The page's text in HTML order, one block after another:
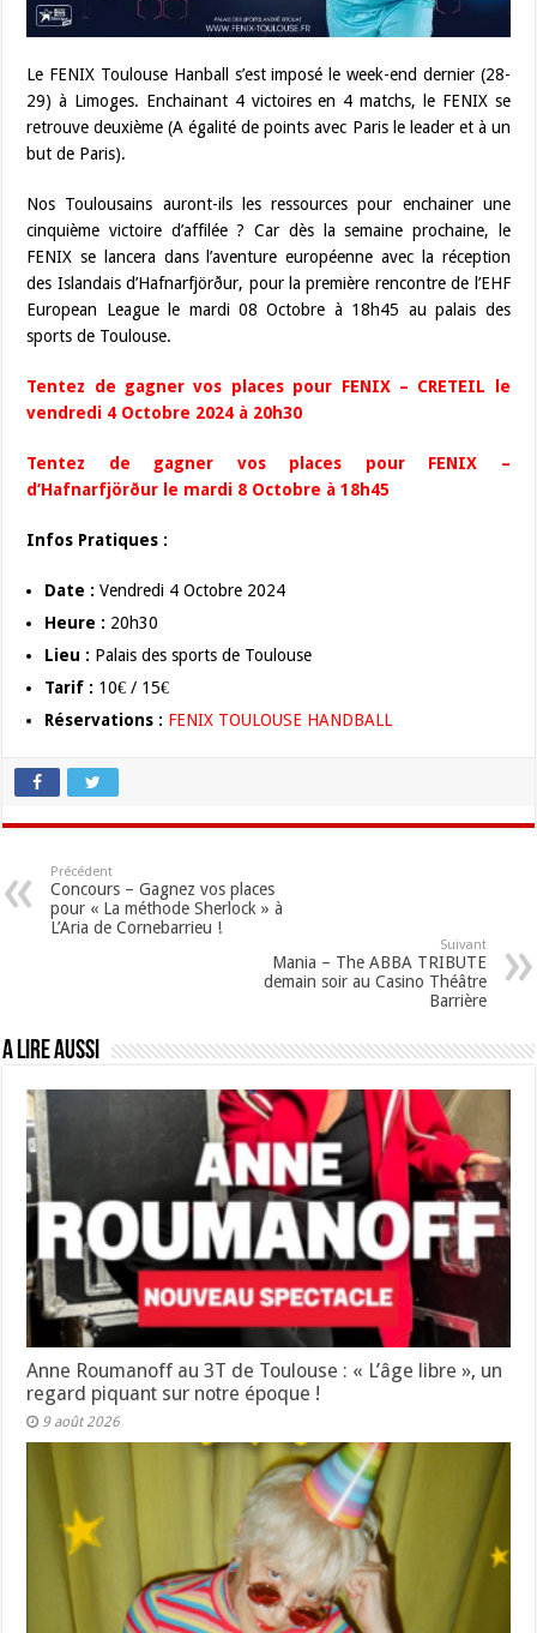
Le FENIX Toulouse Hanball s’est imposé le week-end dernier (28-
29) à Limoges. Enchainant 4 victoires en 4 matchs, le FENIX se
retrouve deuxième (A égalité de points avec Paris le leader et à un
but de Paris).
Nos Toulousains auront-ils les ressources pour enchainer une
cinquième victoire d’affilée ? Car dès la semaine prochaine, le
FENIX se lancera dans l’aventure européenne avec la réception
des Islandais d’Hafnarfjörður, pour la première rencontre de l’EHF
European League le mardi 08 Octobre à 18h45 au palais des
sports de Toulouse.
Tentez de gagner vos places pour FENIX – CRETEIL le
vendredi 4 Octobre 2024 à 20h30
Tentez de gagner vos places pour FENIX –
d’Hafnarfjörður le mardi 8 Octobre à 18h45
Infos Pratiques :
Date : Vendredi 4 Octobre 2024
Heure : 20h30
Lieu : Palais des sports de Toulouse
Tarif : 10€ / 15€
Réservations : FENIX TOULOUSE HANDBALL
Précédent
Concours – Gagnez vos places
pour « La méthode Sherlock » à
L’Aria de Cornebarrieu !
Suivant
Mania – The ABBA TRIBUTE
demain soir au Casino Théâtre
Barrière
A lire aussi
Anne Roumanoff au 3T de Toulouse : « L’âge libre », un
regard piquant sur notre époque !
9 août 2026